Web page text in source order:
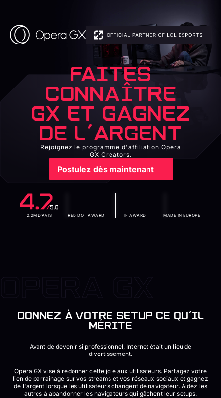
FAITES
CONNAÎTRE
GX ET GAGNEZ
DE L'ARGENT
Rejoignez le programme d'affiliation Opera
GX Creators.
Postulez dès maintenant
2.2M D'AVIS RED DOT AWARD IF AWARD MADE IN EUROPE
DONNEZ À VOTRE SETUP CE QU'IL
MÉRITE
Avant de devenir si professionnel, Internet était un lieu de
divertissement.
Opera GX vise à redonner cette joie aux utilisateurs. Partagez votre
lien de parrainage sur vos streams et vos réseaux sociaux et gagnez
de l'argent lorsque les utilisateurs changent de navigateur. Aidez les
autres à abandonner les navigateurs qui gâchent leur setups.